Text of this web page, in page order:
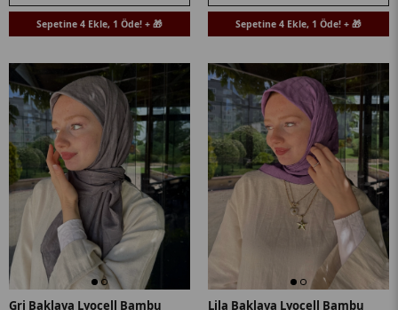
Sepetine 4 Ekle, 1 Öde! + 🎁 Sepetine 4 Ekle, 1 Öde! + 🎁
Gri Baklava Lyocell Bambu
Lila Baklava Lyocell Bambu